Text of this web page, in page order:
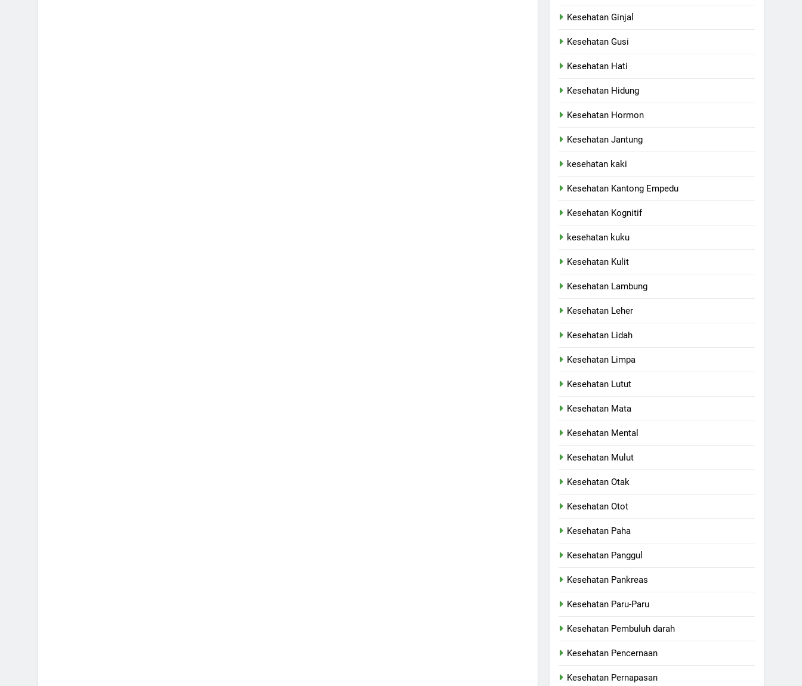
Kesehatan Ginjal
Kesehatan Gusi
Kesehatan Hati
Kesehatan Hidung
Kesehatan Hormon
Kesehatan Jantung
kesehatan kaki
Kesehatan Kantong Empedu
Kesehatan Kognitif
kesehatan kuku
Kesehatan Kulit
Kesehatan Lambung
Kesehatan Leher
Kesehatan Lidah
Kesehatan Limpa
Kesehatan Lutut
Kesehatan Mata
Kesehatan Mental
Kesehatan Mulut
Kesehatan Otak
Kesehatan Otot
Kesehatan Paha
Kesehatan Panggul
Kesehatan Pankreas
Kesehatan Paru-Paru
Kesehatan Pembuluh darah
Kesehatan Pencernaan
Kesehatan Pernapasan